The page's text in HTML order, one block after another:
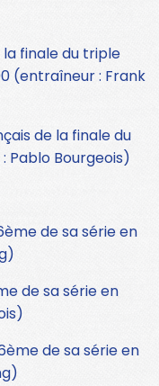
la finale du triple
(entraîneur : Frank
de la finale du
Pablo Bourgeois)
de sa série en
de sa série en
de sa série en